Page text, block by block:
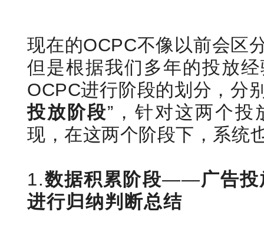
现在的OCPC不像以前会区
但是根据我们多年的投放
OCPC进行阶段的划分，分
投放阶段”，针对这两个
现，在这两个阶段下，系统
1.数据积累阶段——广告
进行归纳判断总结